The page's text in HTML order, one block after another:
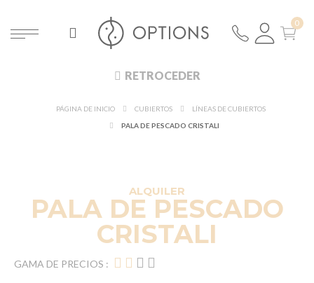
RETROCEDER
PÁGINA DE INICIO CUBIERTOS
LÍNEAS DE CUBIERTOS
PALA DE PESCADO CRISTALI
ALQUILER
PALA DE PESCADO
CRISTALI
GAMA DE PRECIOS :